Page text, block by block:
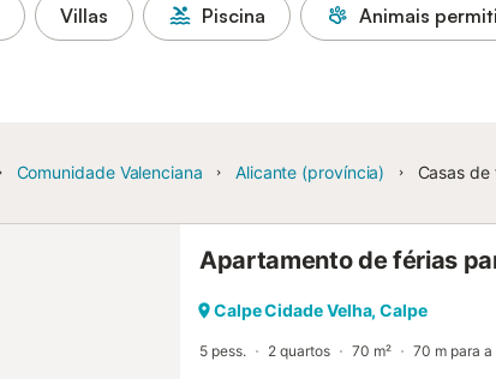
Villas Piscina Animais
Comunidade Valenciana Alicante (província) Casas
Apartamento de férias
Calpe Cidade Velha, Calpe
5 pess. 2 quartos 70 m² 70 m para a